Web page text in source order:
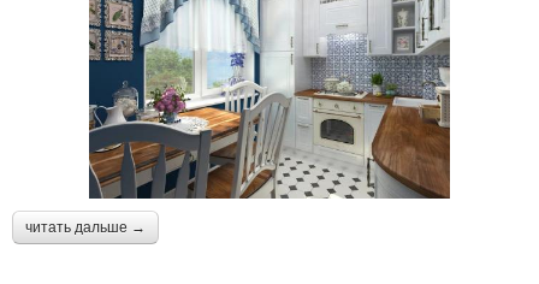
читать дальше →